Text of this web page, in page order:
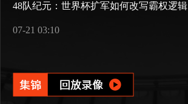
48队纪元：世界杯扩军如何改写霸权逻辑
07-21 03:10